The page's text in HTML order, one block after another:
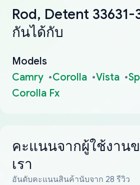
Rod, Detent 33631-
กันได้กับ
Models
Camry
Corolla Vista
Corolla Fx
คะแนนจากผู้ใช้งาน
เรา
อันดับคะแนนสินค้านับจาก 28 รีวิว